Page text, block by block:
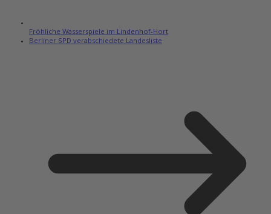
Fröhliche Wasserspiele im Lindenhof-Hort
Berliner SPD verabschiedete Landesliste